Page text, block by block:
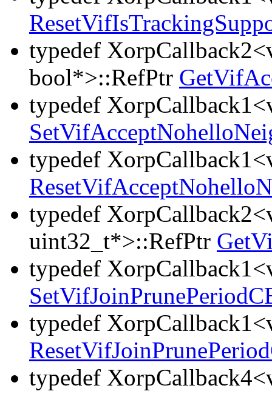
typedef
bool*>::RefPtr
typedef
typedef
typedef
uint32_t*>::RefPtr
typedef
typedef
typedef